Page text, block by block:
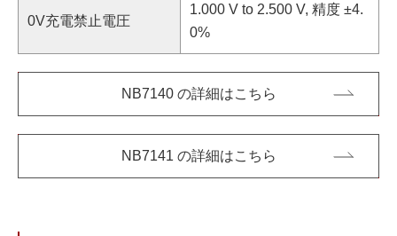
0V充電禁止電圧
1.000 V to 2.500 V, 精度 ±4.
0%
NB7140 の詳細はこちら
NB7141 の詳細はこちら